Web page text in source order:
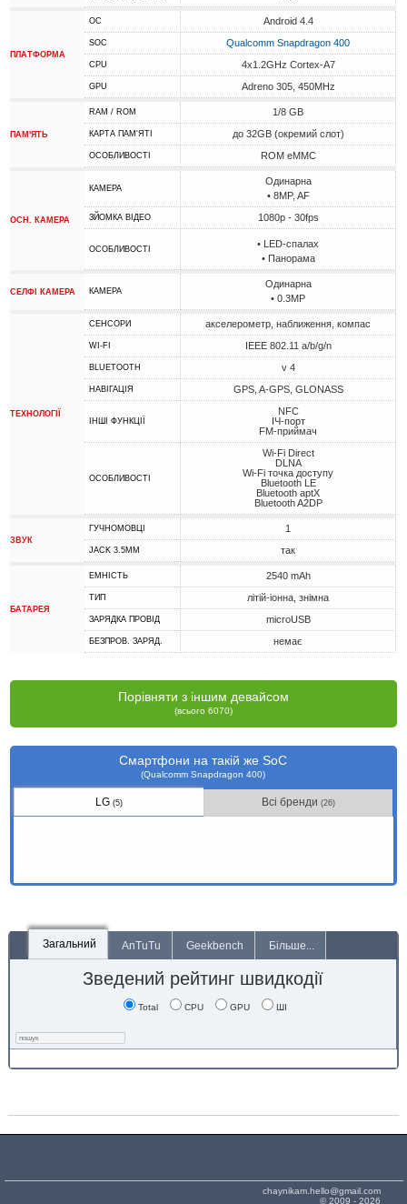
ПЛАТФОРМА
ОС Android 4.4
SOC Qualcomm Snapdragon 400
CPU 4x1.2GHz Cortex-A7
GPU Adreno 305, 450MHz
ПАМ'ЯТЬ
RAM / ROM 1/8 GB
КАРТА ПАМ'ЯТІ до 32GB (окремий слот)
ОСОБЛИВОСТІ ROM eMMC
ОСН. КАМЕРА
КАМЕРА
Одинарна
• 8MP, AF
ЗЙОМКА ВІДЕО 1080p - 30fps
ОСОБЛИВОСТІ
• LED-спалах
• Панорама
СЕЛФІ КАМЕРА КАМЕРА
Одинарна
• 0.3MP
ТЕХНОЛОГІЇ
СЕНСОРИ акселерометр, наближення, компас
WI-FI IEEE 802.11 a/b/g/n
BLUETOOTH v 4
НАВІГАЦІЯ GPS, A-GPS, GLONASS
ІНШІ ФУНКЦІЇ
NFC
ІЧ-порт
FM-приймач
ОСОБЛИВОСТІ
Wi-Fi Direct
DLNA
Wi-Fi точка доступу
Bluetooth LE
Bluetooth aptX
Bluetooth A2DP
ЗВУК
ГУЧНОМОВЦІ 1
JACK 3.5MM так
БАТАРЕЯ
ЕМНІСТЬ 2540 mAh
ТИП літій-іонна, знімна
ЗАРЯДКА ПРОВІД microUSB
БЕЗПРОВ. ЗАРЯД. немає
Порівняти з іншим девайсом
(всього 6070)
Смартфони на такій же SoC
(Qualcomm Snapdragon 400)
LG(5) Всі бренди(26)
Загальний AnTuTu Geekbench Більше...
Зведений рейтинг швидкодії
Total CPU GPU ШІ
chaynikam.hello@gmail.com
© 2009 - 2026